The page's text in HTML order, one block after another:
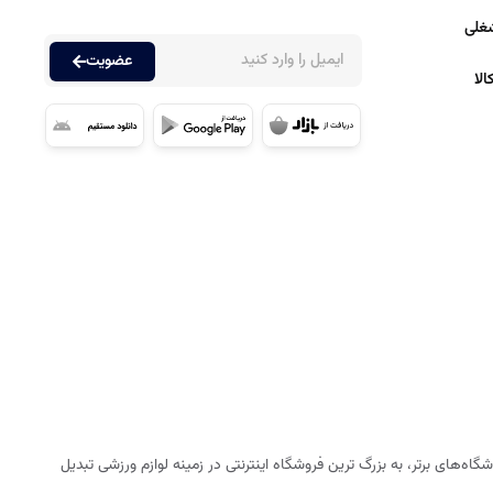
عضویت
برتر، به بزرگ ترین فروشگاه اینترنتی در زمینه لوازم ورزشی تبدیل